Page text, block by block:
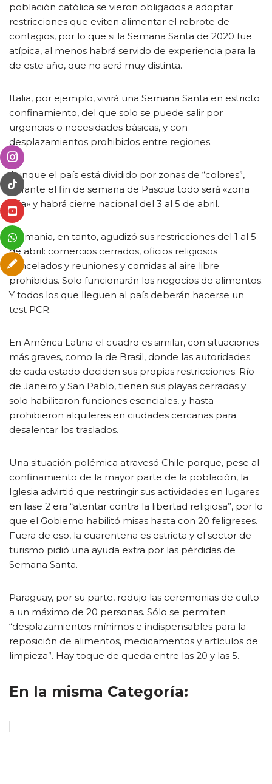
población católica se vieron obligados a adoptar
restricciones que eviten alimentar el rebrote de
contagios, por lo que si la Semana Santa de 2020 fue
atípica, al menos habrá servido de experiencia para la
de este año, que no será muy distinta.
Italia, por ejemplo, vivirá una Semana Santa en estricto
confinamiento, del que solo se puede salir por
urgencias o necesidades básicas, y con
desplazamientos prohibidos entre regiones.
Aunque el país está dividido por zonas de “colores”,
durante el fin de semana de Pascua todo será «zona
roja» y habrá cierre nacional del 3 al 5 de abril.
Alemania, en tanto, agudizó sus restricciones del 1 al 5
de abril: comercios cerrados, oficios religiosos
cancelados y reuniones y comidas al aire libre
prohibidas. Solo funcionarán los negocios de alimentos.
Y todos los que lleguen al país deberán hacerse un
test PCR.
En América Latina el cuadro es similar, con situaciones
más graves, como la de Brasil, donde las autoridades
de cada estado deciden sus propias restricciones. Río
de Janeiro y San Pablo, tienen sus playas cerradas y
solo habilitaron funciones esenciales, y hasta
prohibieron alquileres en ciudades cercanas para
desalentar los traslados.
Una situación polémica atravesó Chile porque, pese al
confinamiento de la mayor parte de la población, la
Iglesia advirtió que restringir sus actividades en lugares
en fase 2 era “atentar contra la libertad religiosa”, por lo
que el Gobierno habilitó misas hasta con 20 feligreses.
Fuera de eso, la cuarentena es estricta y el sector de
turismo pidió una ayuda extra por las pérdidas de
Semana Santa.
Paraguay, por su parte, redujo las ceremonias de culto
a un máximo de 20 personas. Sólo se permiten
“desplazamientos mínimos e indispensables para la
reposición de alimentos, medicamentos y artículos de
limpieza”. Hay toque de queda entre las 20 y las 5.
En la misma Categoría: